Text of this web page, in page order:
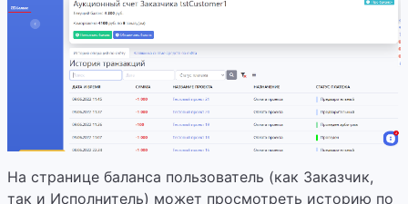
На странице баланса пользователь (как Заказчик,
так и Исполнитель) может просмотреть историю по